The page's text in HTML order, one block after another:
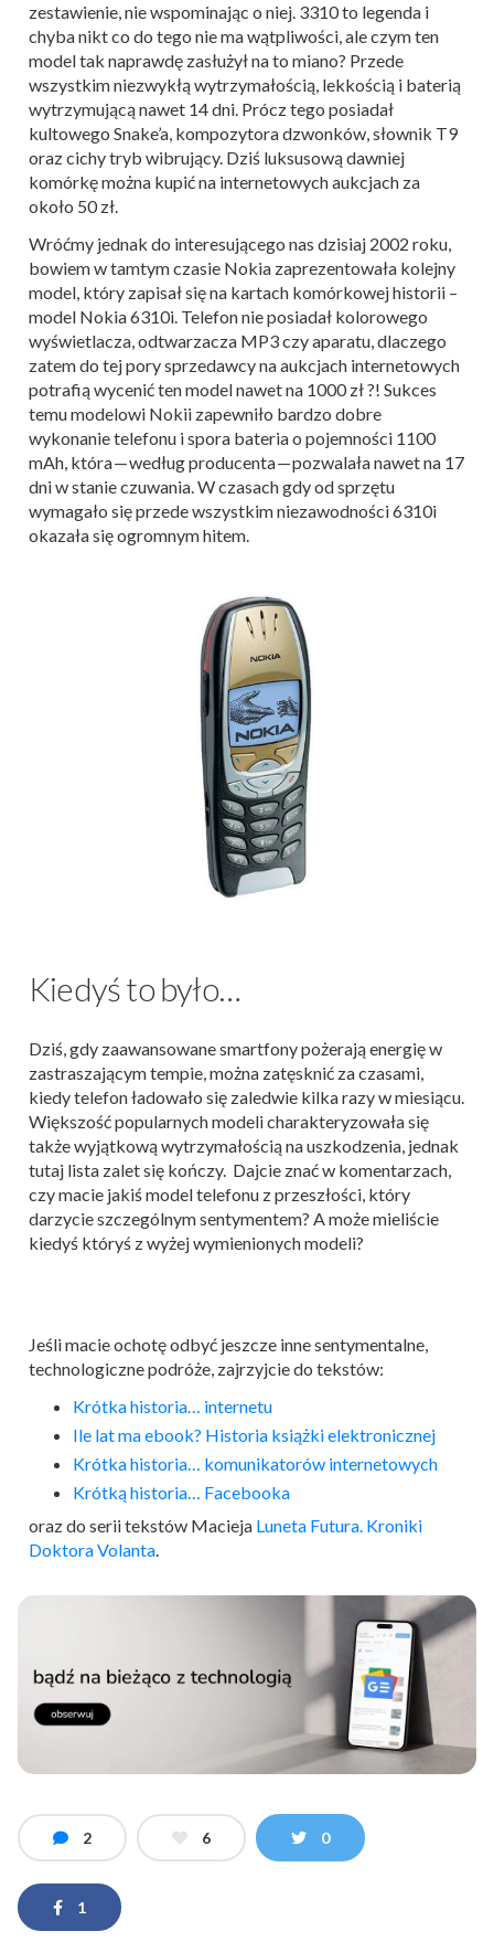
zestawienie, nie wspominając o niej. 3310 to legenda i
chyba nikt co do tego nie ma wątpliwości, ale czym ten
model tak naprawdę zasłużył na to miano? Przede
wszystkim niezwykłą wytrzymałością, lekkością i baterią
wytrzymującą nawet 14 dni. Prócz tego posiadał
kultowego Snake’a, kompozytora dzwonków, słownik T9
oraz cichy tryb wibrujący. Dziś luksusową dawniej
komórkę można kupić na internetowych aukcjach za
około 50 zł.
Wróćmy jednak do interesującego nas dzisiaj 2002 roku,
bowiem w tamtym czasie Nokia zaprezentowała kolejny
model, który zapisał się na kartach komórkowej historii –
model Nokia 6310i. Telefon nie posiadał kolorowego
wyświetlacza, odtwarzacza MP3 czy aparatu, dlaczego
zatem do tej pory sprzedawcy na aukcjach internetowych
potrafią wycenić ten model nawet na 1000 zł ?! Sukces
temu modelowi Nokii zapewniło bardzo dobre
wykonanie telefonu i spora bateria o pojemności 1100
mAh, która — według producenta — pozwalała nawet na 17
dni w stanie czuwania. W czasach gdy od sprzętu
wymagało się przede wszystkim niezawodności 6310i
okazała się ogromnym hitem.
Kiedyś to było…
Dziś, gdy zaawansowane smartfony pożerają energię w
zastraszającym tempie, można zatęsknić za czasami,
kiedy telefon ładowało się zaledwie kilka razy w miesiącu.
Większość popularnych modeli charakteryzowała się
także wyjątkową wytrzymałością na uszkodzenia, jednak
tutaj lista zalet się kończy. Dajcie znać w komentarzach,
czy macie jakiś model telefonu z przeszłości, który
darzycie szczególnym sentymentem? A może mieliście
kiedyś któryś z wyżej wymienionych modeli?
Jeśli macie ochotę odbyć jeszcze inne sentymentalne,
technologiczne podróże, zajrzyjcie do tekstów:
Krótka historia… internetu
Ile lat ma ebook? Historia książki elektronicznej
Krótka historia… komunikatorów internetowych
Krótką historia… Facebooka
oraz do serii tekstów Macieja Luneta Futura. Kroniki
Doktora Volanta
2 6 0
1